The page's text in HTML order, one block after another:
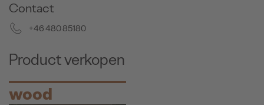
Contact
+46 480 85180
Product verkopen
wood